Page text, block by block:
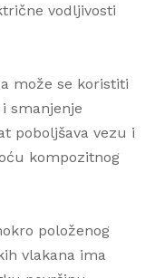
vodljivosti
može se koristiti
smanjenje
poboljšava vezu i
kompozitnog
položenog
vlakana ima